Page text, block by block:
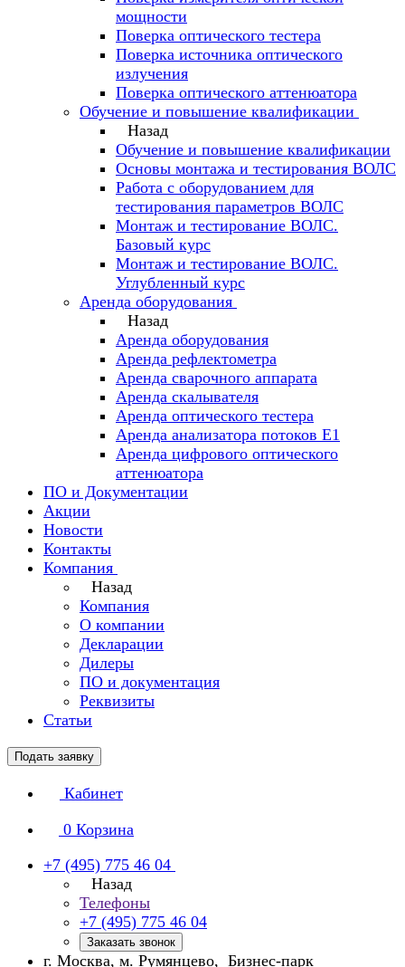
мощности
Поверка оптического тестера
Поверка источника оптического
излучения
Поверка оптического аттенюатора
Обучение и повышение квалификации
Назад
Обучение и повышение квалификации
Основы монтажа и тестирования ВОЛС
Работа с оборудованием для
тестирования параметров ВОЛС
Монтаж и тестирование ВОЛС.
Базовый курс
Монтаж и тестирование ВОЛС.
Углубленный курс
Аренда оборудования
Назад
Аренда оборудования
Аренда рефлектометра
Аренда сварочного аппарата
Аренда скалывателя
Аренда оптического тестера
Аренда анализатора потоков Е1
Аренда цифрового оптического
аттенюатора
ПО и Документации
Акции
Новости
Контакты
Компания
Назад
Компания
О компании
Декларации
Дилеры
ПО и документация
Реквизиты
Статьи
Подать заявку
Кабинет
0 Корзина
+7 (495) 775 46 04
Назад
Телефоны
+7 (495) 775 46 04
Заказать звонок
г. Москва, м. Румянцево, Бизнес-парк